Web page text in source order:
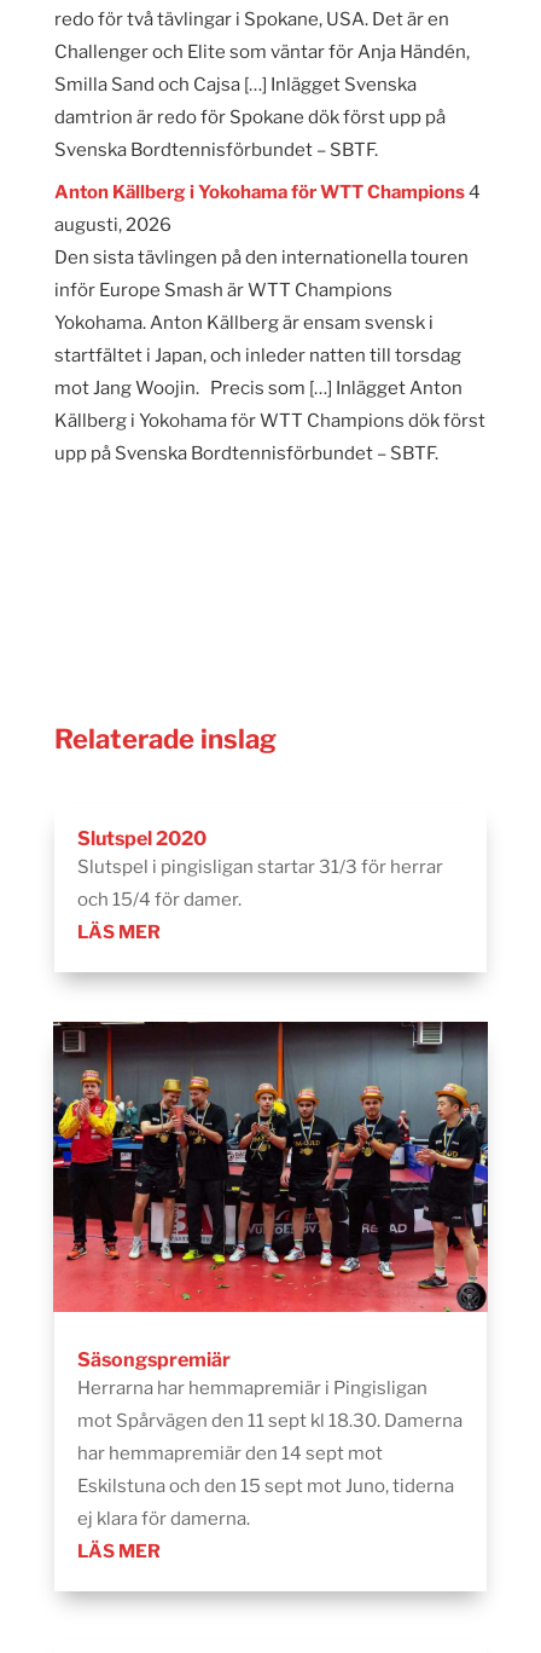
redo för två tävlingar i Spokane, USA. Det är en
Challenger och Elite som väntar för Anja Händén,
Smilla Sand och Cajsa […] Inlägget Svenska
damtrion är redo för Spokane dök först upp på
Svenska Bordtennisförbundet – SBTF.
Anton Källberg i Yokohama för WTT Champions4
augusti, 2026
Den sista tävlingen på den internationella touren
inför Europe Smash är WTT Champions
Yokohama. Anton Källberg är ensam svensk i
startfältet i Japan, och inleder natten till torsdag
mot Jang Woojin. Precis som […] Inlägget Anton
Källberg i Yokohama för WTT Champions dök först
upp på Svenska Bordtennisförbundet – SBTF.
Relaterade inslag
Slutspel 2020
Slutspel i pingisligan startar 31/3 för herrar
och 15/4 för damer.
LÄS MER
Säsongspremiär
Herrarna har hemmapremiär i Pingisligan
mot Spårvägen den 11 sept kl 18.30. Damerna
har hemmapremiär den 14 sept mot
Eskilstuna och den 15 sept mot Juno, tiderna
ej klara för damerna.
LÄS MER